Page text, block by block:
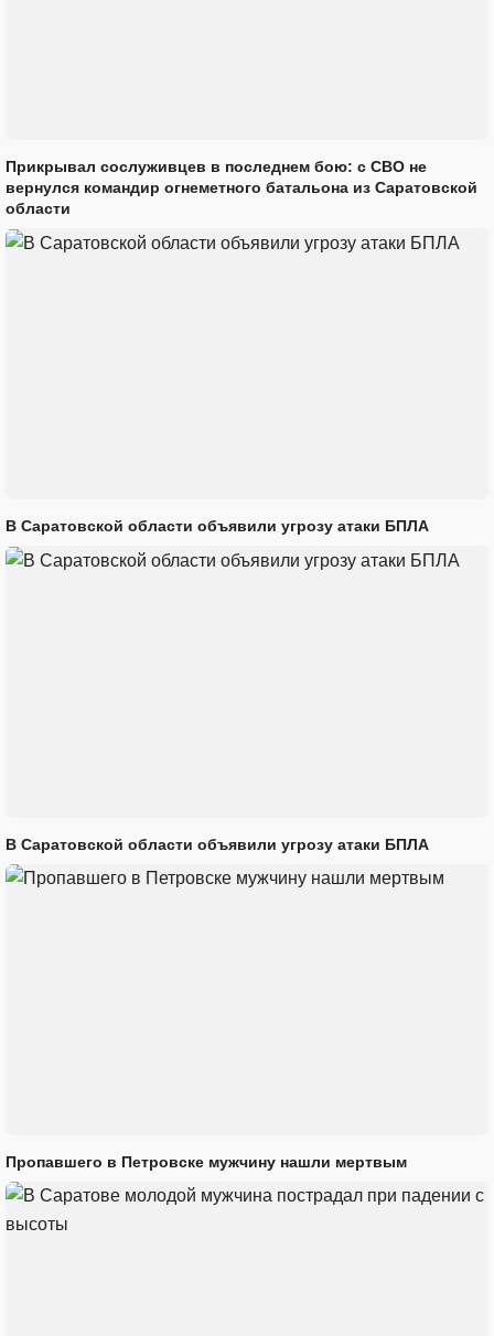
Прикрывал сослуживцев в последнем бою: с СВО не
вернулся командир огнеметного батальона из Саратовской
области
В Саратовской области объявили угрозу атаки БПЛА
В Саратовской области объявили угрозу атаки БПЛА
Пропавшего в Петровске мужчину нашли мертвым